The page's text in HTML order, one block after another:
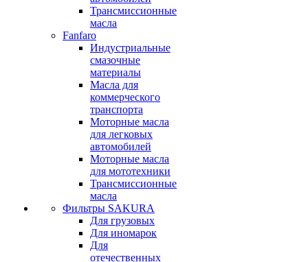
Трансмиссионные
масла
Fanfaro
Индустриальные
смазочные
материалы
Масла для
коммерческого
транспорта
Моторные масла
для легковых
автомобилей
Моторные масла
для мототехники
Трансмиссионные
масла
Фильтры SAKURA
Для грузовых
Для иномарок
Для
отечественных